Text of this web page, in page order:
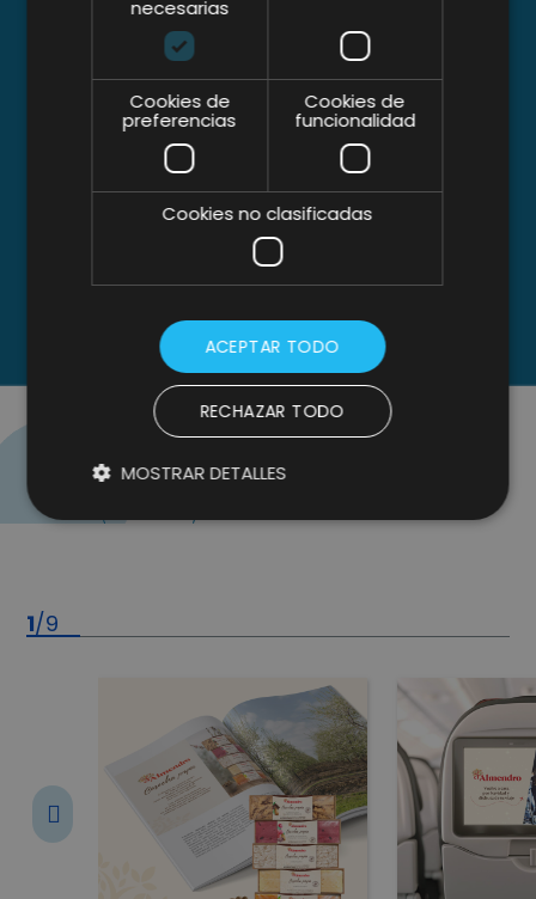
El partner con Lifting Group ha sido
diferencial a la hora de hacer más eficiente
nuestra forma de conseguir y generar nuevo
negocio
1/9
necesarias
Cookies de
preferencias
Cookies de
funcionalidad
Cookies no clasificadas
ACEPTAR TODO
RECHAZAR TODO
MOSTRAR DETALLES